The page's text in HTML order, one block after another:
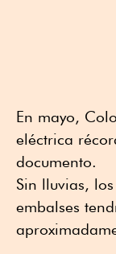
En mayo,
eléctrica
documento.
Sin lluvias,
embalses